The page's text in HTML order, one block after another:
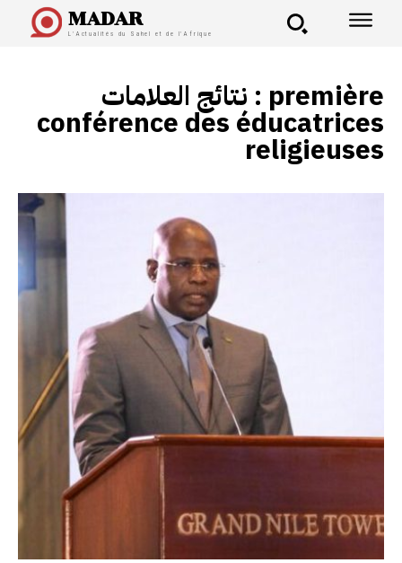
MADAR
L'Actualités du Sahel et de l'Afrique
نتائج العلامات : première
conférence des éducatrices
religieuses